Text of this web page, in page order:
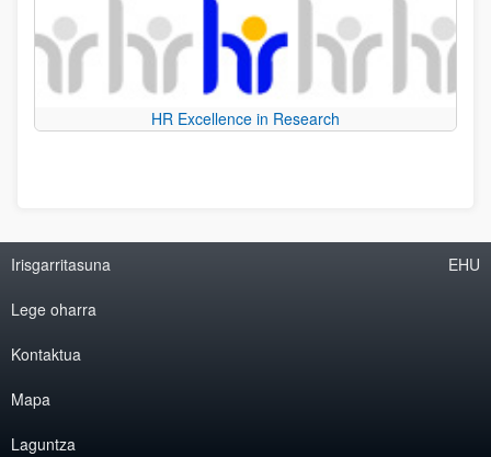
HR Excellence in Research
Irisgarritasuna
Lege oharra
Kontaktua
Mapa
Laguntza
EHU